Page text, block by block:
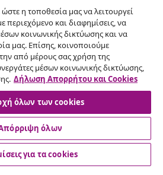
η τοποθεσία μας να λειτουργεί
περιεχόμενο και διαφημίσεις, να
κοινωνικής δικτύωσης και να
μας. Επίσης, κοινοποιούμε
από μέρους σας χρήση της
μέσων κοινωνικής δικτύωσης,
Δήλωση Απορρήτου και Cookies
όλων των cookies
όλων
για τα cookies